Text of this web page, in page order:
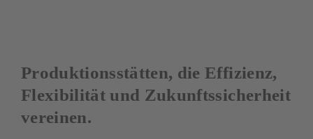
Produktionsstätten, die Effizienz,
Flexibilität und Zukunftssicherheit
vereinen.